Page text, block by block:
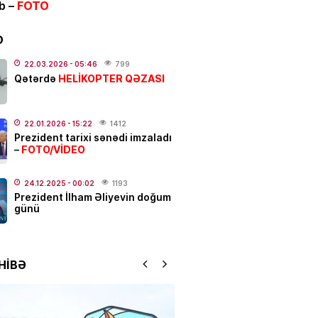
kəndlərində qaz olmayacaq
- 07:43
ehtiyatlı olsun
- 07:12
Bakıda Tünzalə Ağayevanı
VİDEO
vəsiqəsi ilə gedə
– FOTO
22.03.2026 - 05:46 799
Qətərdə HELİKOPTER QƏZASI
22.01.2026 - 15:22 1412
Prezident tarixi sənədi imzaladı
– FOTO/VİDEO
24.12.2025 - 00:02 1193
Prezident İlham Əliyevin doğum
günü